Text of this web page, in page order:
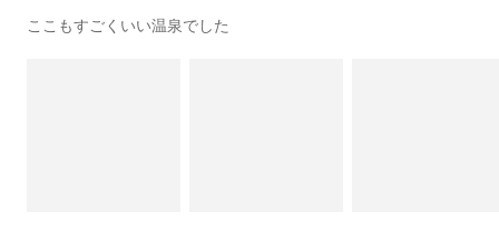
ここもすごくいい温泉でした